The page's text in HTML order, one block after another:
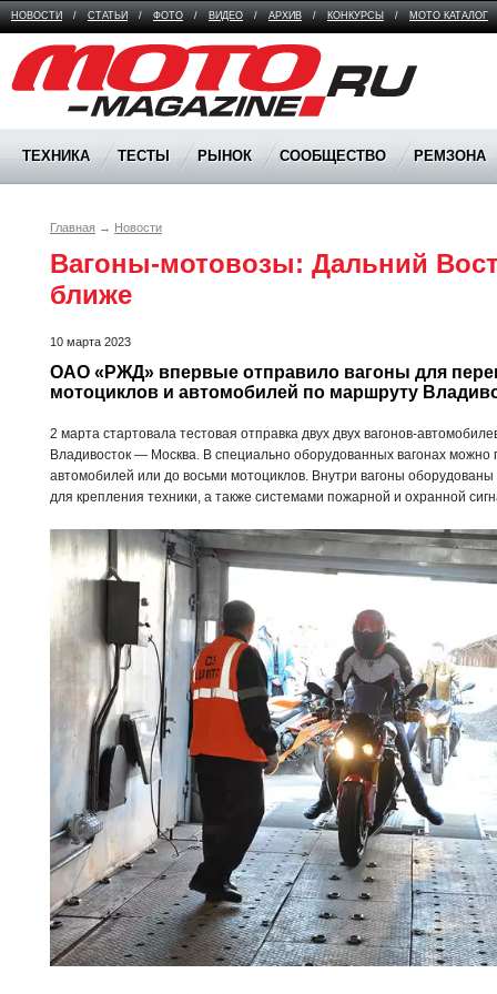
НОВОСТИ / СТАТЬИ / ФОТО / ВИДЕО / АРХИВ / КОНКУРСЫ / МОТО КАТАЛОГ
Moto Magazine
ТЕХНИКА ТЕСТЫ РЫНОК СООБЩЕСТВО РЕМЗОНА
Главная → Новости
Вагоны-мотовозы: Дальний
ближе
10 марта 2023
ОАО «РЖД» впервые отправило вагоны для
мотоциклов и автомобилей по маршруту
2 марта стартовала тестовая отправка двух двух вагонов-
Владивосток — Москва. В специально оборудованных вагонах можно
автомобилей или до восьми мотоциклов. Внутри вагоны
для крепления техники, а также системами пожарной и охранной